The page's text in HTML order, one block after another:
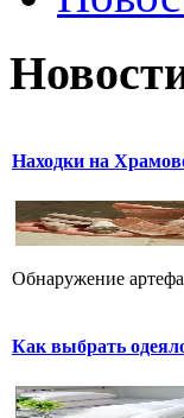
Находки на
Обнаружение
Как выбрать